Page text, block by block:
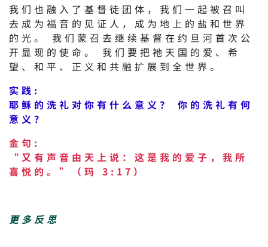
我们也融入了基督徒团体，我们一起被召叫
去成为福音的见证人，成为地上的盐和世界
的光。 我们蒙召去继续基督在约旦河首次公
开显现的使命。 我们要把祂天国的爱、希
望、和平、正义和共融扩展到全世界。
实践:
耶稣的洗礼对你有什么意义？ 你的洗礼有何
意义？
金句:
“又有声音由天上说：这是我的爱子，我所
喜悦的。”（玛 3:17）
更多反思